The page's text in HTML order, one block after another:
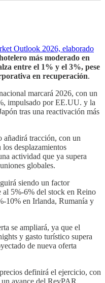
Outlook 2026, elaborado
más moderado en
entre el 1% y el 3%, pese
en recuperación.
marcará 2026, con un
impulsado por EE.UU. y la
tras una reactivación más
añadirá tracción, con un
desplazamientos
actividad que ya supera
globales.
siendo un factor
5%-6% del stock en Reino
10% en Irlanda, Rumanía y
se ampliará, ya que el
y gasto turístico supera
de nueva oferta
definirá el ejercicio, con